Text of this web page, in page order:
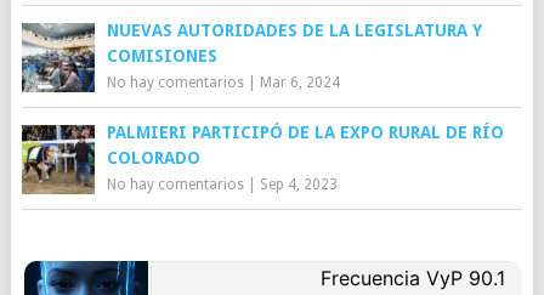
NUEVAS AUTORIDADES DE LA LEGISLATURA Y
COMISIONES
No hay comentarios| Mar 6, 2024
PALMIERI PARTICIPÓ DE LA EXPO RURAL DE RÍO
COLORADO
No hay comentarios| Sep 4, 2023